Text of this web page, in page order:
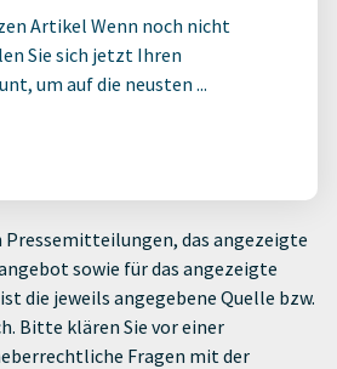
Artikel Wenn noch nicht
Sie sich jetzt Ihren
um auf die neusten ...
Pressemitteilungen, das angezeigte
sowie für das angezeigte
die jeweils angegebene Quelle bzw.
Bitte klären Sie vor einer
Fragen mit der